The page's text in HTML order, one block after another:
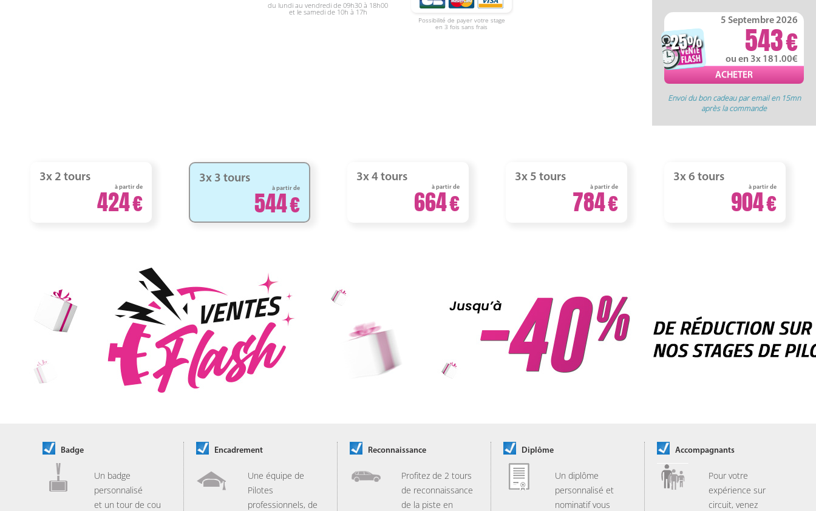
5 Septembre 2026
543
ou en 3x 181.00
-25%
Envoi du bon cadeau par email en 15mn
après la commande
du lundi au vendredi de 09h30 à 18h00
et le samedi de 10h à 17h
Possibilité de payer votre stage
en 3 fois sans frais
3x 2 tours
à partir de
424
3x 3 tours
à partir de
544
3x 4 tours
à partir de
664
3x 5 tours
à partir de
784
3x 6 tours
à partir de
904
Badge
Un badge
personnalisé
et un tour de cou
Encadrement
Une équipe de
Pilotes
professionnels, de
Reconnaissance
Profitez de 2 tours
de reconnaissance
de la piste en
Diplôme
Un diplôme
personnalisé et
nominatif vous
Accompagnants
Pour votre
expérience sur
circuit, venez